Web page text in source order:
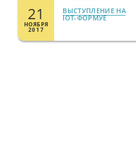
ВЫСТУПЛЕНИЕ НА
IOT-ФОРМУЕ
21
НОЯБРЯ
2017